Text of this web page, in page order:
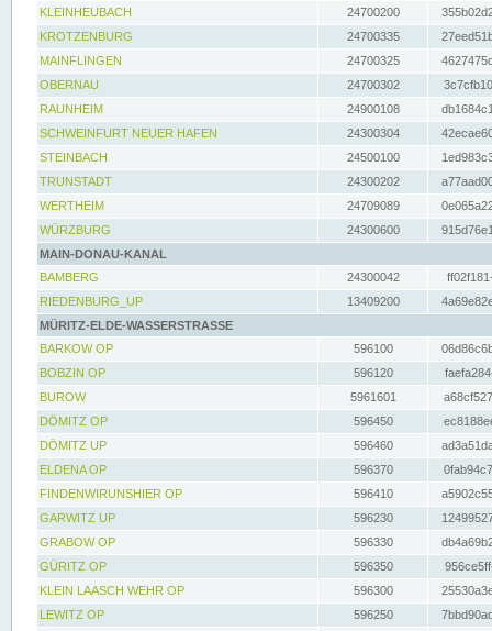
KLEINHEUBACH 24700200
KROTZENBURG
24700335
MAINFLINGEN
24700325
OBERNAU
24700302
RAUNHEIM
24900108
SCHWEINFURT NEUER HAFEN
24300304
STEINBACH
24500100
TRUNSTADT
24300202
WERTHEIM
24709089
WÜRZBURG
24300600
MAIN-DONAU-KANAL
BAMBERG
24300042
RIEDENBURG_UP
13409200
MÜRITZ-ELDE-WASSERSTRASSE
BARKOW OP
596100
BOBZIN OP
596120
BUROW
5961601
DÖMITZ OP
596450
DÖMITZ UP
596460
ELDENA OP
596370
FINDENWIRUNSHIER OP
596410
GARWITZ UP
596230
GRABOW OP
596330
GÜRITZ OP
596350
KLEIN LAASCH WEHR OP
596300
LEWITZ OP
596250